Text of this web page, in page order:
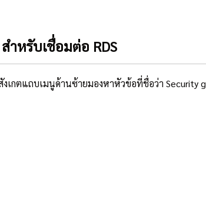
ำหรับเชื่อมต่อ RDS
เกตแถบเมนูด้านซ้ายมองหาหัวข้อที่ชื่อว่า Security